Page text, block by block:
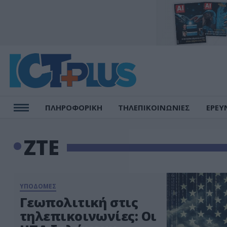
ΠΛΗΡΟΦΟΡΙΚΗ ΤΗΛΕΠΙΚΟΙΝΩΝΙΕΣ
ZTE
ΥΠΟΔΟΜΕΣ
Γεωπολιτική στις
τηλεπικοινωνίες: Οι